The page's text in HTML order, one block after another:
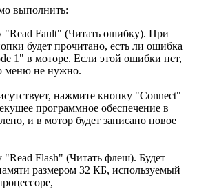
выполнить:
Fault" (Читать ошибку). При
будет прочитано, есть ли ошибка
1" в моторе. Если этой ошибки нет,
меню не нужно.
нажмите кнопку "Connect"
программное обеспечение в
и в мотор будет записано новое
Flash" (Читать флеш). Будет
размером 32 КБ, используемый